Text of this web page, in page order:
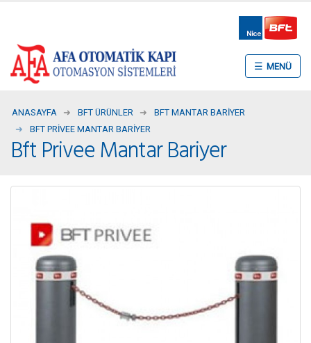
☰
ANASAYFA BFT ÜRÜNLER
BFT MANTAR BARIYER
BFT PRIVEE MANTAR BARIYER
Bft Privee Mantar Bariyer